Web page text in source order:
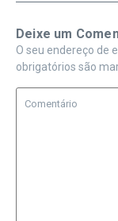
Deixe um
O seu endereço de
obrigatórios são